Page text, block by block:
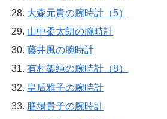
大森元貴の腕時計（5）
山中柔太朗の腕時計
藤井風の腕時計
有村架純の腕時計（8）
皇后雅子の腕時計
膳場貴子の腕時計